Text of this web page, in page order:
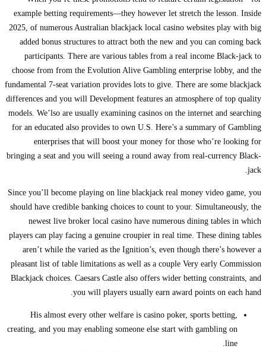
example betting requirements—they however let stretch the lesson. Inside
2025, of numerous Australian blackjack local casino websites play with big
added bonus structures to attract both the new and you can coming back
participants. There are various tables from a real income Black-jack to
choose from from the Evolution Alive Gambling enterprise lobby, and the
fundamental 7-seat variation provides lots to give. There are some blackjack
differences and you will Development features an atmosphere of top quality
models. We’lso are usually examining casinos on the internet and searching
for an educated also provides to own U.S. Here’s a summary of Gambling
enterprises that will boost your money for those who’re looking for
bringing a seat and you will seeing a round away from real-currency Black-
jack.
Since you’ll become playing on line blackjack real money video game, you
should have credible banking choices to count to your. Simultaneously, the
newest live broker local casino have numerous dining tables in which
players can play facing a genuine croupier in real time. These dining tables
aren’t while the varied as the Ignition’s, even though there’s however a
pleasant list of table limitations as well as a couple Very early Commission
Blackjack choices. Caesars Castle also offers wider betting constraints, and
you will players usually earn award points on each hand.
His almost every other welfare is casino poker, sports betting,
creating, and you may enabling someone else start with gambling on
line.